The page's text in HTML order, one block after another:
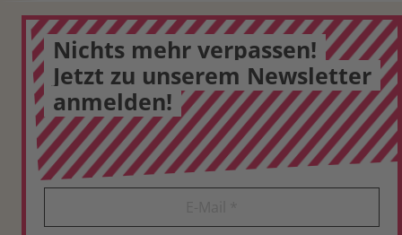
Nichts mehr verpassen!
Jetzt zu unserem Newsletter
anmelden!